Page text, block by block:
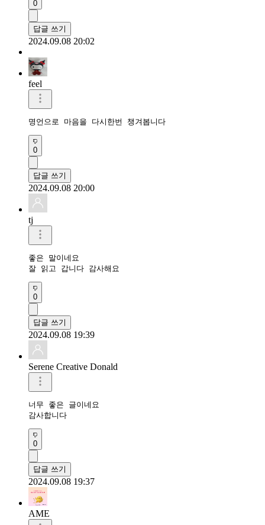
0
답글 쓰기
2024.09.08 20:02
feel
명언으로 마음을 다시한번 챙겨봅니다
0
답글 쓰기
2024.09.08 20:00
tj
좋은 말이네요
잘 읽고 갑니다 감사해요
0
답글 쓰기
2024.09.08 19:39
Serene Creative Donald
너무 좋은 글이네요
감사합니다
0
답글 쓰기
2024.09.08 19:37
AME